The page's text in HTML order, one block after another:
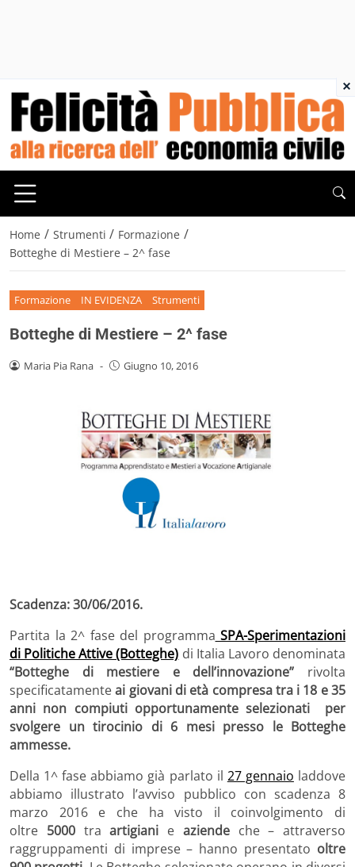
Home / Strumenti / Formazione /
Botteghe di Mestiere – 2^ fase
Formazione IN EVIDENZA Strumenti
Botteghe di Mestiere – 2^ fase
Maria Pia Rana - Giugno 10, 2016
Scadenza: 30/06/2016.
Partita la 2^ fase del programma SPA-Sperimentazioni
di Politiche Attive (Botteghe) di Italia Lavoro denominata
“Botteghe di mestiere e dell’innovazione” rivolta
specificatamenteai giovani di età compresa tra i 18 e35
anni non compiuti opportunamente selezionati per
svolgere un tirocinio di 6 mesi presso le Botteghe
ammesse.
Della 1^ fase abbiamo già parlato il 27 gennaio laddove
abbiamo illustrato l’avviso pubblico con scadenza 8
marzo 2016 e che ha visto il coinvolgimento di
oltre 5000 tra artigiani e aziendeche – attraverso
raggruppamenti di imprese – hanno presentato oltre
×